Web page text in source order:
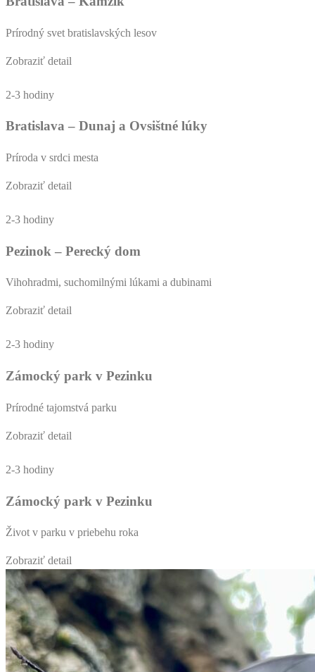
Prírodný svet bratislavských lesov
Zobraziť detail
2-3 hodiny
Bratislava – Dunaj a Ovsištné lúky
Príroda v srdci mesta
Zobraziť detail
2-3 hodiny
Pezinok – Perecký dom
Vihohradmi, suchomilnými lúkami a dubinami
Zobraziť detail
2-3 hodiny
Zámocký park v Pezinku
Prírodné tajomstvá parku
Zobraziť detail
2-3 hodiny
Zámocký park v Pezinku
Život v parku v priebehu roka
Zobraziť detail